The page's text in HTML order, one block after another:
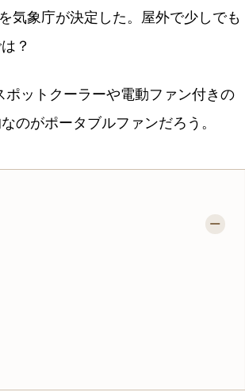
気象庁が決定した。屋外で少しでも
は？
ポットクーラーや電動ファン付きの
のがポータブルファンだろう。